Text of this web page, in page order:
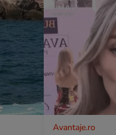
Avantaje.ro